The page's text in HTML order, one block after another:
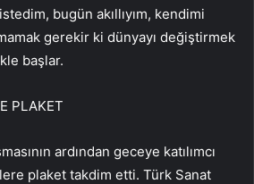
bugün akıllıyım, kendimi
gerekir ki dünyayı değiştirmek
başlar.
PLAKET
ardından geceye katılımcı
plaket takdim etti. Türk Sanat